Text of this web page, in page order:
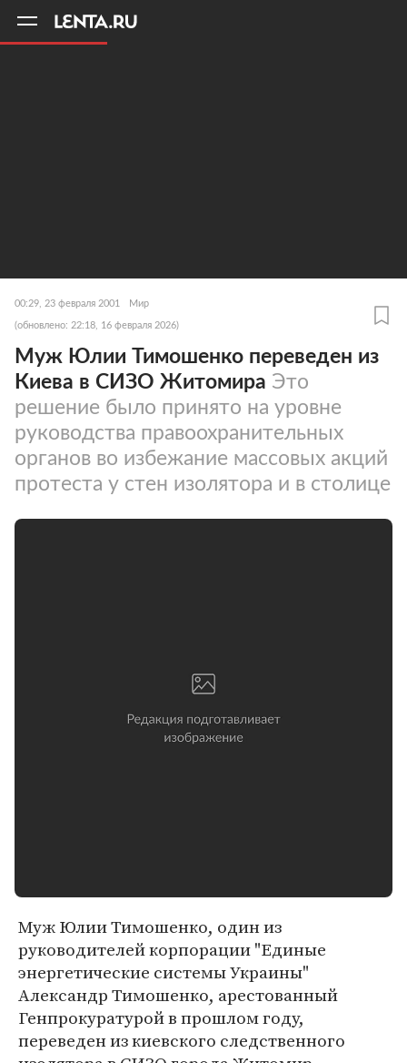
00:29, 23 февраля 2001 Мир
(обновлено: 22:18, 16 февраля 2026)
Муж Юлии Тимошенко переведен из
Киева в СИЗО Житомира Это
решение было принято на уровне
руководства правоохранительных
органов во избежание массовых акций
протеста у стен изолятора и в столице
Муж Юлии Тимошенко, один из
руководителей корпорации "Единые
энергетические системы Украины"
Александр Тимошенко, арестованный
Генпрокуратурой в прошлом году,
переведен из киевского следственного